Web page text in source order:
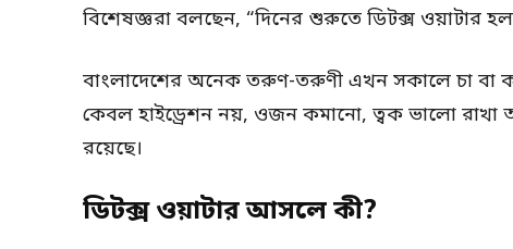
বিশেষজ্ঞরা বলছেন, “দিনের শুরুতে ডিটক্স ওয়াটার
বাংলাদেশের অনেক তরুণ-তরুণী এখন সকালে চা বা
কেবল হাইড্রেশন নয়, ওজন কমানো, ত্বক ভালো রাখা
রয়েছে।
ডিটক্স ওয়াটার আসলে কী?